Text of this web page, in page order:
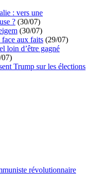
: vers une
? (30/07)
(30/07)
aux faits (29/07)
loin d’être gagné
07)
Trump sur les élections
révolutionnaire